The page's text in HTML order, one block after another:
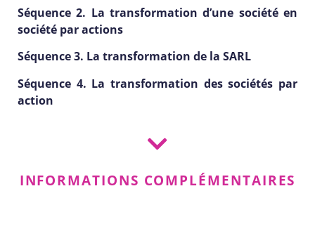
Séquence 2. La transformation d’une société en
société par actions
Séquence 3. La transformation de la SARL
Séquence 4. La transformation des sociétés par
action
INFORMATIONS COMPLÉMENTAIRES